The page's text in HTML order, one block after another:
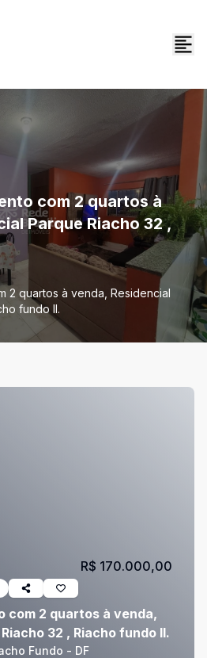
com 2 quartos à
Parque Riacho 32 ,
2 quartos à venda, Residencial
fundo II.
com 2 quartos à venda,
32 , Riacho fundo II.
Fundo - DF
R$ 170.000,00